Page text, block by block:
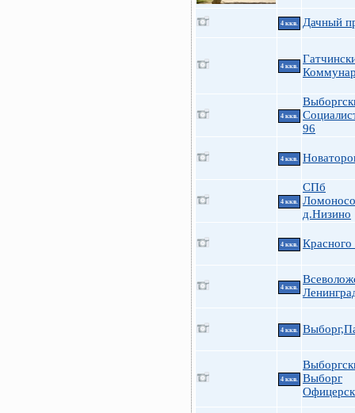
4 ккв. Дачный
4 ккв.
4 ккв.
96
4 ккв.
4 ккв.
СПб
д.Низино
4 ккв.
4 ккв.
4 ккв.
4 ккв.
Выборг